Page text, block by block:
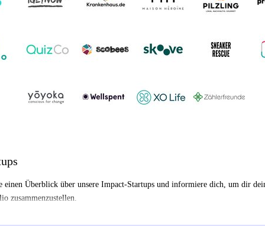
einen Überblick über unsere Impact-Startups und informiere dich, um dir
zusammenzustellen.